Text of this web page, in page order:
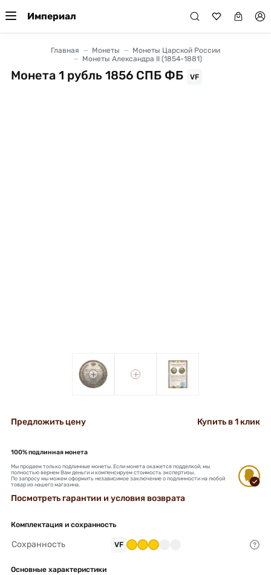
Империал
Главная Монеты
Монеты Царской России
Монеты Александра II (1854-1881)
Монета 1 рубль 1856 СПБ ФБ VF
+ +
Предложить цену Купить в 1 клик
100% подлинная монета
Мы продаем только подлинные монеты. Если монета окажется подделкой, мы
полностью вернем Вам деньги и компенсируем стоимость экспертизы.
По запросу мы можем оформить независимое заключение о подлинности на любой
товар из нашего магазина.
Посмотреть гарантии и условия возврата
Комплектация и сохранность
Сохранность VF
Основные характеристики